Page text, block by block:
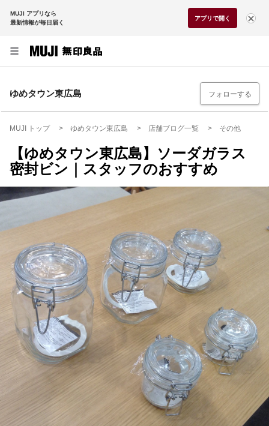
MUJI アプリなら
最新情報が毎日届く
アプリで開く
ゆめタウン東広島 フォローする
MUJI トップ ゆめタウン東広島 店舗ブログ一覧 その他
【ゆめタウン東広島】ソーダガラス
密封ビン｜スタッフのおすすめ